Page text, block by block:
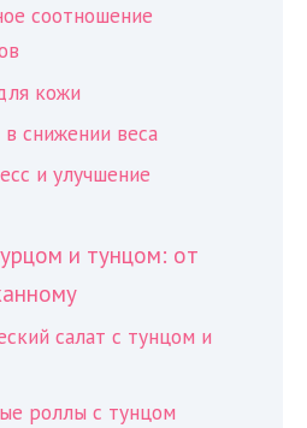
соотношение
кожи
снижении веса
и улучшение
и тунцом: от
салат с тунцом и
роллы с тунцом